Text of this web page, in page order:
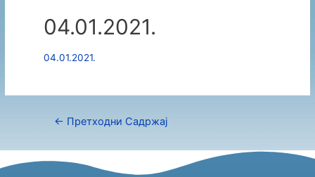
04.01.2021.
04.01.2021.
← Претходни Садржај